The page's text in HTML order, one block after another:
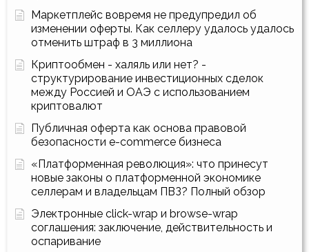
Маркетплейс вовремя не предупредил об
изменении оферты. Как селлеру удалось удалось
отменить штраф в 3 миллиона
Криптообмен - халяль или нет? -
структурирование инвестиционных сделок
между Россией и ОАЭ с использованием
криптовалют
Публичная оферта как основа правовой
безопасности e-commerce бизнеса
«Платформенная революция»: что принесут
новые законы о платформенной экономике
селлерам и владельцам ПВЗ? Полный обзор
Электронные click-wrap и browse-wrap
соглашения: заключение, действительность и
оспаривание